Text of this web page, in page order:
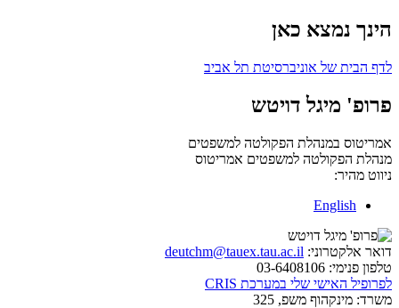
הינך נמצא כאן
לדף הבית של אוניברסיטת תל אביב
פרופ' מיגל דויטש
אמריטוס במנהלת הפקולטה למשפטים
מנהלת הפקולטה למשפטים אמריטוס
ניווט מהיר:
English
דואר אלקטרוני: deutchm@tauex.tau.ac.il
טלפון פנימי:
לפרופיל האישי שלי במערכת CRIS
משרד: מינקהוף משפ, 325